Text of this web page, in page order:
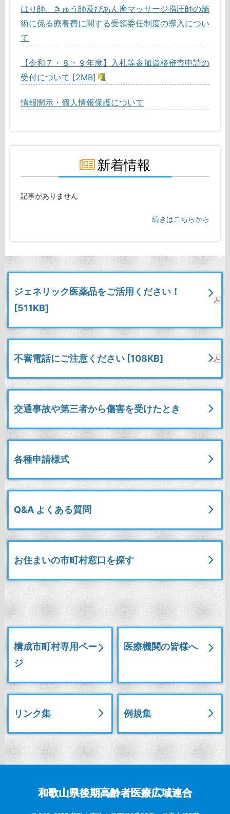
はり師、きゅう師及びあん摩マッサージ指圧師の施
術に係る療養費に関する受領委任制度の導入につい
て
【令和７・８・９年度】入札等参加資格審査申請の
受付について [2MB]
情報開示・個人情報保護について
新着情報
記事がありません
続きはこちらから
ジェネリック医薬品をご活用ください！
[511KB]
不審電話にご注意ください [108KB]
交通事故や第三者から傷害を受けたとき
各種申請様式
Q&A よくある質問
お住まいの市町村窓口を探す
構成市町村専用ペー
ジ
医療機関の皆様へ
リンク集 例規集
和歌山県後期高齢者医療広域連合